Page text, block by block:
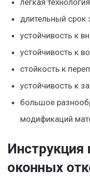
длительный срок
устойчивость к
устойчивость к
стойкость к
устойчивость к
большое
модификаций
Инструкция
оконных